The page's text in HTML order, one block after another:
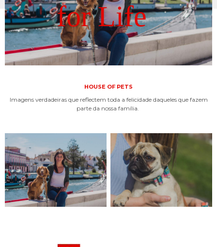
for Life
HOUSE OF PETS
Imagens verdadeiras que reflectem toda a felicidade daqueles que fazem
parte da nossa família.